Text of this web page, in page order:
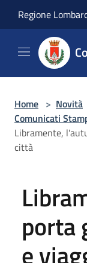
Regione
Home > Novità
Comunicati
Libramente,
città
porta
e